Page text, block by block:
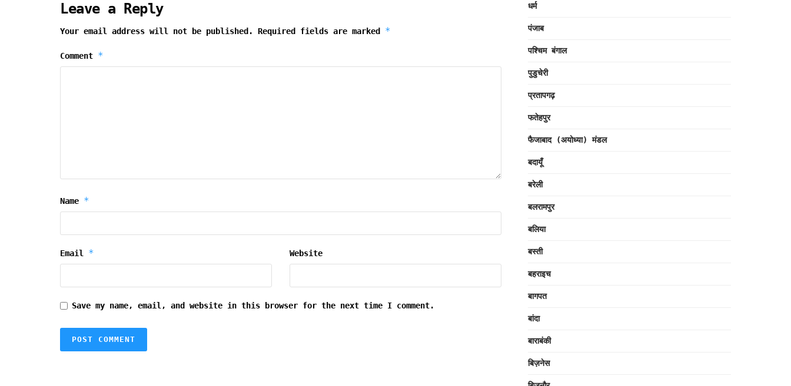
Leave a Reply
Your email address will not be published. Required fields are marked *
Comment *
Name *
Email * Website
Save my name, email, and website in this browser for the next time I comment.
धर्म
पंजाब
पश्चिम बंगाल
पुडुचेरी
प्रतापगढ़
फतेहपुर
फैजाबाद (अयोध्या) मंडल
बदायूँ
बरेली
बलरामपुर
बलिया
बस्ती
बहराइच
बागपत
बांदा
बाराबंकी
बिज़नेस